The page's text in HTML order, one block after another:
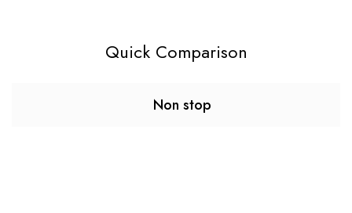
Quick Comparison
Non stop